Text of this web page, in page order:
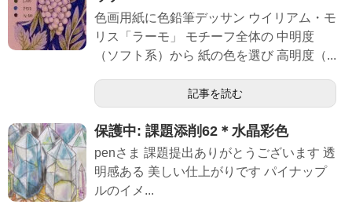
色画用紙に色鉛筆デッサン ウイリアム・モ
リス「ラーモ」 モチーフ全体の 中明度
（ソフト系）から 紙の色を選び 高明度（...
記事を読む
保護中: 課題添削62＊水晶彩色
penさま 課題提出ありがとうございます 透
明感ある 美しい仕上がりです パイナップ
ルのイメ...